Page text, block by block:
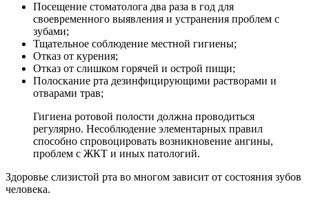
Посещение стоматолога два раза в год для
своевременного выявления и устранения проблем с
зубами;
Тщательное соблюдение местной гигиены;
Отказ от курения;
Отказ от слишком горячей и острой пищи;
Полоскание рта дезинфицирующими растворами и
отварами трав;
Гигиена ротовой полости должна проводиться
регулярно. Несоблюдение элементарных правил
способно спровоцировать возникновение ангины,
проблем с ЖКТ и иных патологий.
Здоровье слизистой рта во многом зависит от состояния зубов
человека.